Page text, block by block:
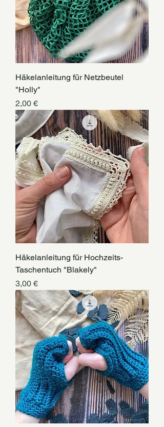
Häkelanleitung für Netzbeutel
"Holly"
Preis
2,00 €
Häkelanleitung für Hochzeits-
Taschentuch "Blakely"
Preis
3,00 €